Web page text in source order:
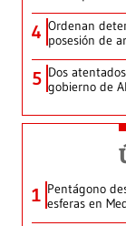
4 Ordenan
posesión de
5 Dos
gobierno de
1 Pentágono
esferas en